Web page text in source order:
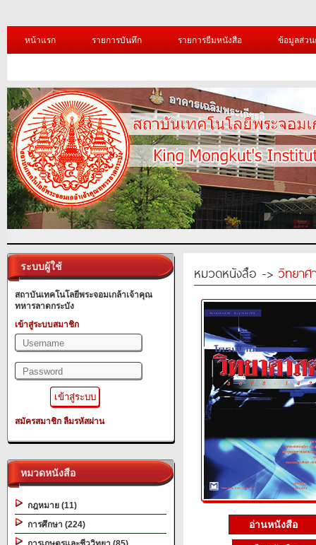
หน้าแรก รายการบันทึก รายการยืมหนังสือ ข้อมูลส่ว
ระบบผู้ใช้
สถาบันเทคโนโลยีพระจอมเกล้าเจ้าคุณ
ทหารลาดกระบัง
เข้าสู่ระบบสมาชิก
สมัครสมาชิก ลืมรหัสผ่าน
หมวดหนังสือ
กฎหมาย (11)
การศึกษา (224)
หมวดหนังสือ -> วิทยาศ
อ่านหนังสือ